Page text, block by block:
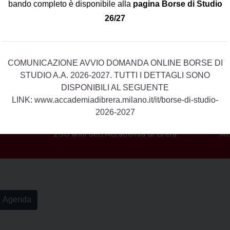
250 anni dell’Accademia di Brera
Agenda
bando completo è disponibile alla pagina Borse di Studio
26/27
COMUNICAZIONE AVVIO DOMANDA ONLINE BORSE DI
STUDIO A.A. 2026-2027. TUTTI I DETTAGLI SONO
DISPONIBILI AL SEGUENTE
LINK: www.accademiadibrera.milano.it/it/borse-di-studio-
2026-2027